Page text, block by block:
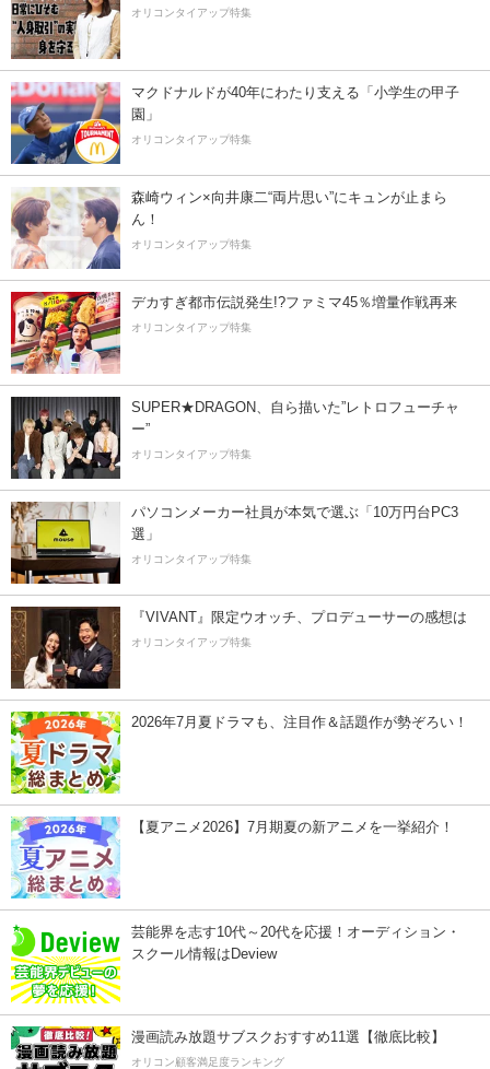
オリコンタイアップ特集
マクドナルドが40年にわたり支える「小学生の甲子
園」
オリコンタイアップ特集
森崎ウィン×向井康二“両片思い”にキュンが止まら
ん！
オリコンタイアップ特集
デカすぎ都市伝説発生!?ファミマ45％増量作戦再来
オリコンタイアップ特集
SUPER★DRAGON、自ら描いた”レトロフューチャ
ー”
オリコンタイアップ特集
パソコンメーカー社員が本気で選ぶ「10万円台PC3
選」
オリコンタイアップ特集
『VIVANT』限定ウオッチ、プロデューサーの感想は
オリコンタイアップ特集
2026年7月夏ドラマも、注目作＆話題作が勢ぞろい！
【夏アニメ2026】7月期夏の新アニメを一挙紹介！
芸能界を志す10代～20代を応援！オーディション・
スクール情報はDeview
漫画読み放題サブスクおすすめ11選【徹底比較】
オリコン顧客満足度ランキング